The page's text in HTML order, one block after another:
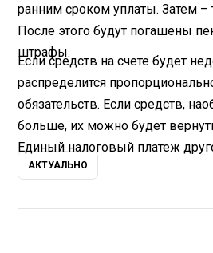
ранним сроком уплаты. Затем –
После этого будут погашены
штрафы.
Если средств на счете будет
распределится
обязательств. Если средств,
больше, их можно будет
Единый налоговый платеж
АКТУАЛЬНО